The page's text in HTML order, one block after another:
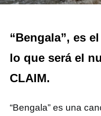
“Bengala”, es
lo que será el
CLAIM.
“Bengala” es una